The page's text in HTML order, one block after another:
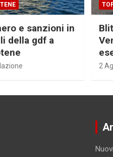
e sanzioni in
della gdf a
2